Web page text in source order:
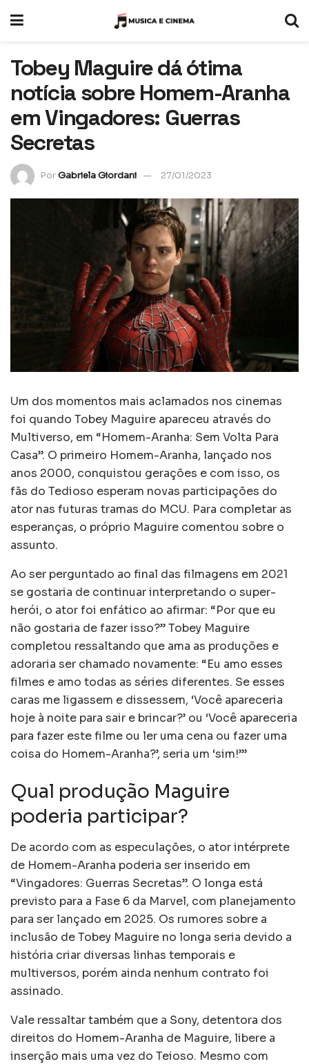
Tobey Maguire dá ótima
notícia sobre Homem-Aranha
em Vingadores: Guerras
Secretas
PorGabriela Giordani 27/01/2023
Um dos momentos mais aclamados nos cinemas
foi quando Tobey Maguire apareceu através do
Multiverso, em “Homem-Aranha: Sem Volta Para
Casa”. O primeiro Homem-Aranha, lançado nos
anos 2000, conquistou gerações e com isso, os
fãs do Tedioso esperam novas participações do
ator nas futuras tramas do MCU. Para completar as
esperanças, o próprio Maguire comentou sobre o
assunto.
Ao ser perguntado ao final das filmagens em 2021
se gostaria de continuar interpretando o super-
herói, o ator foi enfático ao afirmar: “Por que eu
não gostaria de fazer isso?” Tobey Maguire
completou ressaltando que ama as produções e
adoraria ser chamado novamente: “Eu amo esses
filmes e amo todas as séries diferentes. Se esses
caras me ligassem e dissessem, ‘Você apareceria
hoje à noite para sair e brincar?’ ou ‘Você apareceria
para fazer este filme ou ler uma cena ou fazer uma
coisa do Homem-Aranha?’, seria um ‘sim!’”
Qual produção Maguire
poderia participar?
De acordo com as especulações, o ator intérprete
de Homem-Aranha poderia ser inserido em
“Vingadores: Guerras Secretas”. O longa está
previsto para a Fase 6 da Marvel, com planejamento
para ser lançado em 2025. Os rumores sobre a
inclusão de Tobey Maguire no longa seria devido a
história criar diversas linhas temporais e
multiversos, porém ainda nenhum contrato foi
assinado.
Vale ressaltar também que a Sony, detentora dos
direitos do Homem-Aranha de Maguire, libere a
inserção mais uma vez do Teioso. Mesmo com